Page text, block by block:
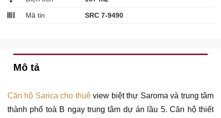
Mã tin SRC 7-9490
Mô tả
Căn hộ Sarica cho thuêview biệt thự Saroma và trung tâm
thành phố toà B ngay trung tâm dự án lầu 5. Căn hộ thiết